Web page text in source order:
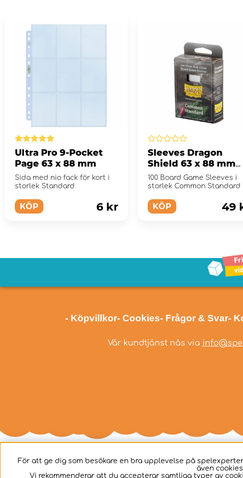
Ultra Pro 9-Pocket
Page 63 x 88 mm
Sida med nio fack för kort i
storlek Standard
KÖP 6 kr
Sleeves Dragon
Shield 63 x 88 mm
Clear/Non-Glare
100 Board Game Sleeves i
storlek Common Standard
KÖP 49
- Köpvillkor- Cookies- Frågor & Svar-
Vår kundtjänst nås via
För att ge dig som besökare en bra upplevelse på
även
Vi rekommenderar att du accepterar samtliga typer av